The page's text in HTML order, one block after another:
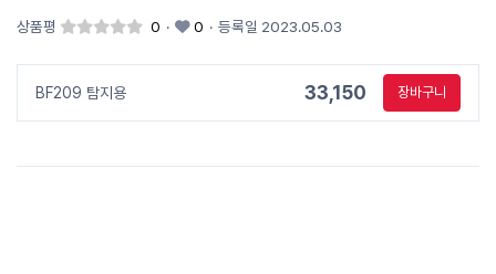
상품평 0 · 0 · 등록일 2023.05.03
BF209 탐지용 33,150 장바구니